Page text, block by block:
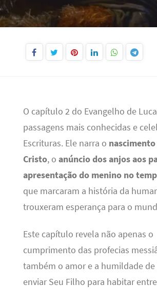
O capítulo 2 do Evangelho de
passagens mais conhecidas e
Escrituras. Ele narra o nascimento
Cristo, o anúncio dos anjos aos
apresentação do menino no
que marcaram a história da
trouxeram esperança para o
Este capítulo revela não apenas o
cumprimento das profecias
também o amor e a humildade de
enviar Seu Filho para habitar